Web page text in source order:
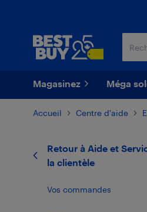
Magasinez Méga
Accueil Centre d'aide
Retour à Aide et
la clientèle
Vos commandes